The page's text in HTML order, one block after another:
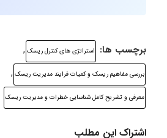
برچسب ها: استراتژی های کنترل ریسک ,
بررسی مفاهیم ریسک و کمیات فرایند مدیریت ریسک ,
معرفی و تشریح کامل شناسایی خطرات و مدیریت ریسک
اشتراک این مطلب